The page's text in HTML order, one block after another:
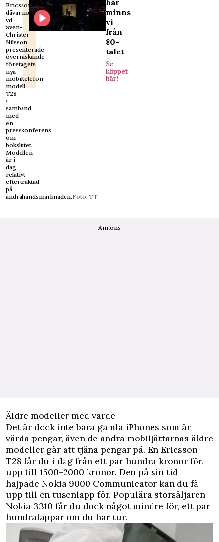
Ericssons
dåvarande
vd
Sven-
Christer
Nilsson
presenterade
överraskande
företagets
nya
mobiltelefon
modell
T28
i
samband
med
en
presskonferens
om
bokslutet.
Modellen
är i
dag
relativt
eftertraktad
på
andrahandsmarknaden.Foto: TT
här
minns
vi
från
80-
talet
Se
klippet
här!
Annons
Äldre modeller med värde
Det är dock inte bara gamla iPhones som är
värda pengar, även de andra mobiljättarnas äldre
modeller går att tjäna pengar på. En Ericsson
T28 får du i dag från ett par hundra kronor för,
upp till 1500–2000 kronor. Den på sin tid
hajpade Nokia 9000 Communicator kan du få
upp till en tusenlapp för. Populära storsäljaren
Nokia 3310 får du dock något mindre för, ett par
hundralappar om du har tur.